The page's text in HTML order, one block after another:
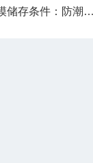
：防潮、防碰撞管理要点